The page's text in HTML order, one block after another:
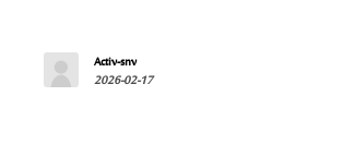
Activ-snv
2026-02-17